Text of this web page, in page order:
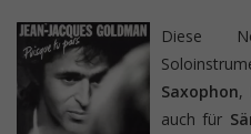
Diese
Saxophon,
auch für